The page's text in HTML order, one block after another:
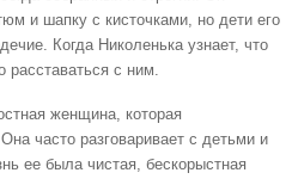
и шапку с кисточками, но дети его
Когда Николенька узнает, что
расставаться с ним.
женщина, которая
часто разговаривает с детьми и
ее была чистая, бескорыстная